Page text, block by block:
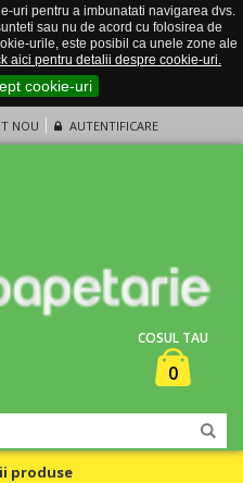
uri pentru a imbunatati navigarea dvs.
sau nu de acord cu folosirea de
urile, este posibil ca unele zone ale
aici pentru detalii despre cookie-uri.
cookie-uri
NOU AUTENTIFICARE
COSUL TAU
0
produse